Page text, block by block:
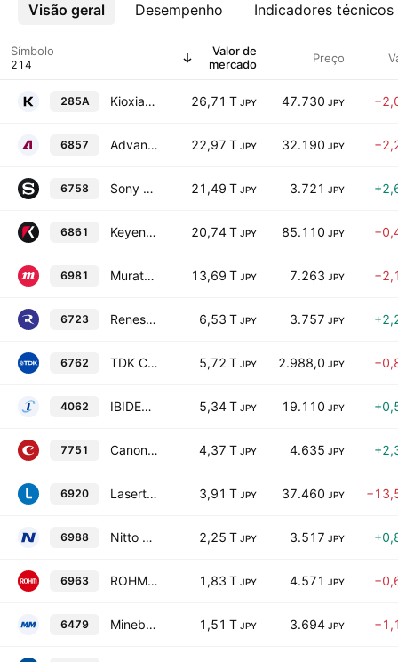
Visão geral Desempenho Indicadores técnicos
Mais
Símbolo
Valor de
mercado
Preço
285A Kioxia Holdings Corporation 26,71 T JPY 47.730 JPY
6857 Advantest Corp. 22,97 T JPY 32.190 JPY
6758 Sony Group Corporation 21,49 T JPY 3.721 JPY
6861 Keyence Corporation 20,74 T JPY 85.110 JPY
6981 Murata Manufacturing Co., Ltd. 13,69 T JPY 7.263 JPY
6723 Renesas Electronics Corporation 6,53 T JPY 3.757 JPY
6762 TDK Corporation 5,72 T JPY 2.988,0 JPY
4062 IBIDEN CO., LTD. 5,34 T JPY 19.110 JPY
7751 Canon Inc. 4,37 T JPY 4.635 JPY
6920 Lasertec Corp. 3,91 T JPY 37.460 JPY
6988 Nitto Denko Corp. 2,25 T JPY 3.517 JPY
6963 ROHM Company Limited 1,83 T JPY 4.571 JPY
6479 MinebeaMitsumi Inc. 1,51 T JPY 3.694 JPY